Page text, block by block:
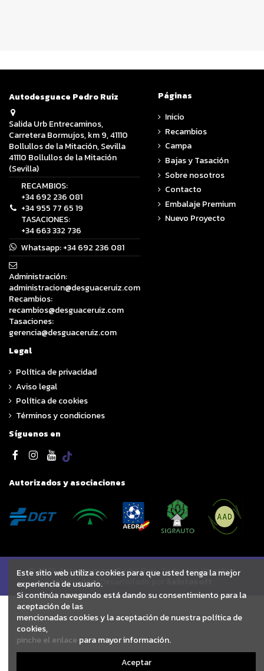
Autodesguace Pedro Ruiz
Salida Urb Entrecaminos,
Carretera Bormujos, km 9, 41110
Bollullos de la Mitación, Sevilla
41110 Bollullos de la Mitación
(Sevilla)
RECAMBIOS:
+34 692 236 081
+34 955 77 65 19
TASACIONES:
+34 663 332 736
Whatsapp:+34 692 236 081
Administración:
administracion@desguaceruiz.com
Recambios:
recambios@desguaceruiz.com
Tasaciones:
gerencia@desguaceruiz.com
Páginas
Inicio
Recambios
Campa
Bajas y Tasación
Sobre nosotros
Contacto
Embalaje Premium
Nuevo Proyecto
Legal
Política de privacidad
Aviso legal
Política de cookies
Términos y condiciones
Síguenos en
Autorizados y asociaciones
© 2025 Autodesguace Pedro Ruiz. Todos los derechos
reservados | Desarrollado por
Este sitio web utiliza cookies para que usted tenga la mejor
experiencia de usuario.
Si continúa navegando está dando su consentimiento para la
aceptación de las
mencionadas cookies y la aceptación de nuestra política de
cookies,
pinche el enlace para mayor información.
Aceptar